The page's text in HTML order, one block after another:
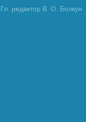
Гл. редактор В. О. Болкун